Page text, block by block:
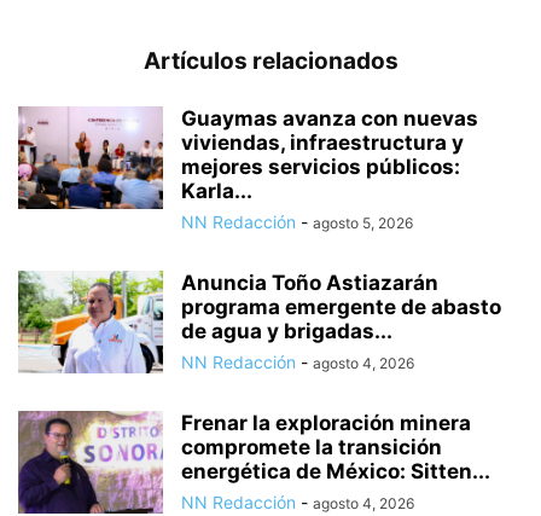
Artículos relacionados
Guaymas avanza con nuevas
viviendas, infraestructura y
mejores servicios públicos:
Karla...
NN Redacción - agosto 5, 2026
Anuncia Toño Astiazarán
programa emergente de abasto
de agua y brigadas...
NN Redacción - agosto 4, 2026
Frenar la exploración minera
compromete la transición
energética de México: Sitten...
NN Redacción - agosto 4, 2026